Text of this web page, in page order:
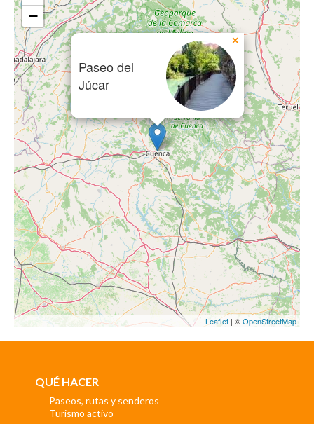
Paseo del
Júcar
×
−
Leaflet | ©OpenStreetMap
QUÉ HACER
Paseos, rutas y senderos
Turismo activo